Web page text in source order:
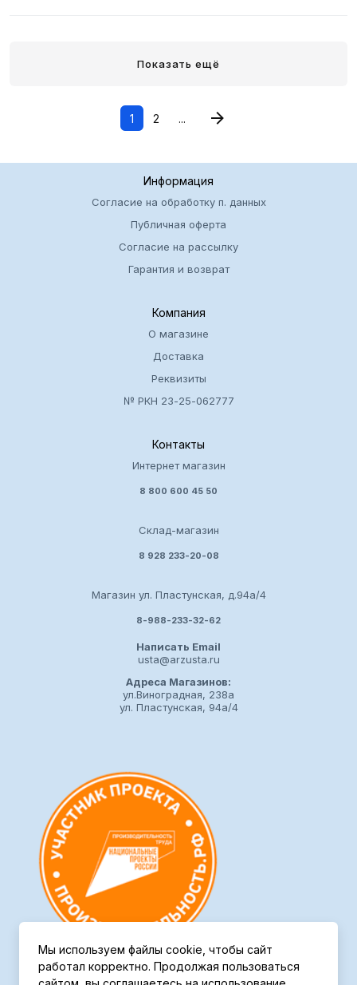
Показать ещё
1 2 ...
Информация
Согласие на обработку п. данных
Публичная оферта
Согласие на рассылку
Гарантия и возврат
Компания
О магазине
Доставка
Реквизиты
№ РКН 23-25-062777
Контакты
Интернет магазин
8 800 600 45 50
Склад-магазин
8 928 233-20-08
Магазин ул. Пластунская, д.94а/4
8-988-233-32-62
Написать Email
usta@arzusta.ru
Адреса Магазинов:
ул.Виноградная, 238а
ул. Пластунская, 94а/4
Мы используем файлы cookie, чтобы сайт
работал корректно. Продолжая пользоваться